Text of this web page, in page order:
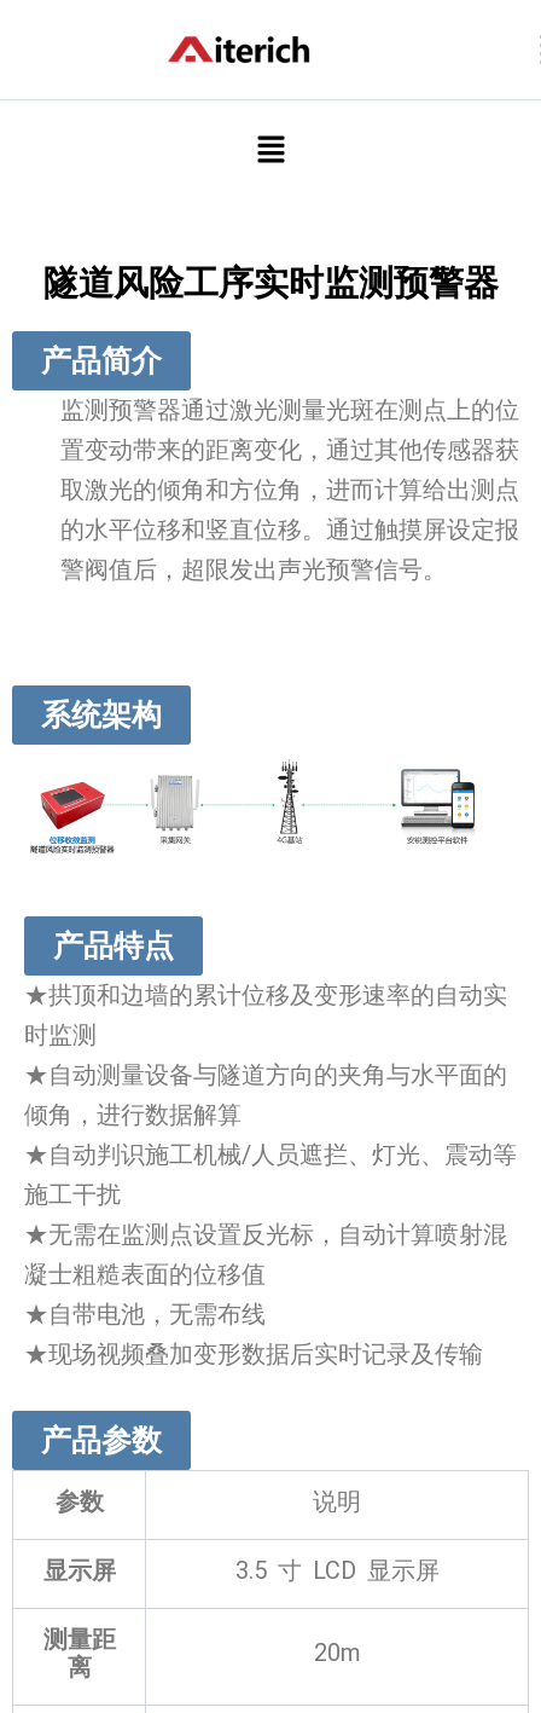
容
菜
单
隧道风险工序实时监测预警器
产品简介
监测预警器通过激光测量光斑在测点上的位
置变动带来的距离变化，通过其他传感器获
取激光的倾角和方位角，进而计算给出测点
的水平位移和竖直位移。通过触摸屏设定报
警阀值后，超限发出声光预警信号。
系统架构
产品特点
★拱顶和边墙的累计位移及变形速率的自动实
时监测
★自动测量设备与隧道方向的夹角与水平面的
倾角，进行数据解算
★自动判识施工机械/人员遮拦、灯光、震动等
施工干扰
★无需在监测点设置反光标，自动计算喷射混
凝士粗糙表面的位移值
★自带电池，无需布线
★现场视频叠加变形数据后实时记录及传输
产品参数
参数 说明
显示屏 3.5 寸 LCD 显示屏
测量距
离
20m